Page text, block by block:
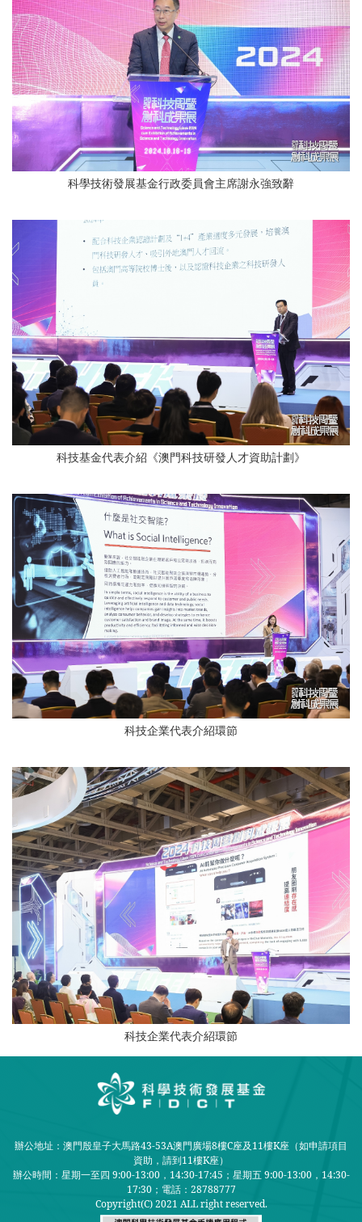
科學技術發展基金行政委員會主席謝永強致辭
科技基金代表介紹《澳門科技研發人才資助計劃》
科技企業代表介紹環節
科技企業代表介紹環節
辦公地址：澳門殷皇子大馬路43-53A澳門廣場8樓C座及11樓K座（如申請項目
資助，請到11樓K座）
辦公時間：星期一至四 9:00-13:00，14:30-17:45；星期五 9:00-13:00，14:30-
17:30； 電話：28788777
Copyright(C) 2021 ALL right reserved.